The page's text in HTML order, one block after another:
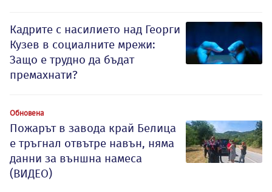
Кадрите с насилието над Георги
Кузев в социалните мрежи:
Защо е трудно да бъдат
премахнати?
Обновена
Пожарът в завода край Белица
е тръгнал отвътре навън, няма
данни за външна намеса
(ВИДЕО)